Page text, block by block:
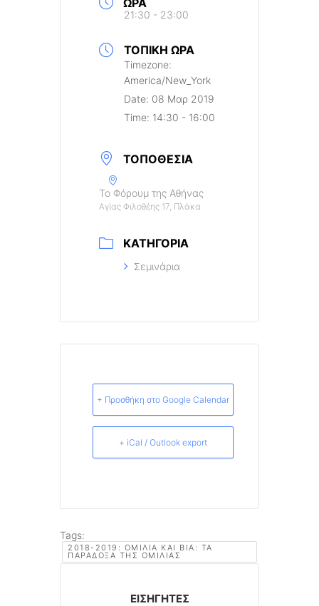
21:30 - 23:00
ΤΟΠΙΚΉ ΏΡΑ
Timezone:
America/New_York
Date: 08 Μαρ 2019
Time: 14:30 - 16:00
ΤΟΠΟΘΕΣΊΑ
Το Φόρουμ της Αθήνας
Αγίας Φιλοθέης 17, Πλάκα
ΚΑΤΗΓΟΡΊΑ
Σεμινάρια
+ Προσθήκη στο Google Calendar
+ iCal / Outlook export
Tags:
2018-2019: ΟΜΙΛΊΑ ΚΑΙ ΒΊΑ: ΤΑ
ΠΑΡΆΔΟΞΑ ΤΗΣ ΟΜΙΛΊΑΣ
ΕΙΣΗΓΗΤΈΣ